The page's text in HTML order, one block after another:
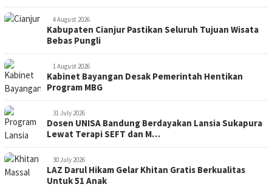
4 August 2026
Kabupaten Cianjur Pastikan Seluruh Tujuan Wisata
Bebas Pungli
1 August 2026
Kabinet Bayangan Desak Pemerintah Hentikan
Program MBG
31 July 2026
Dosen UNISA Bandung Berdayakan Lansia Sukapura
Lewat Terapi SEFT dan M…
30 July 2026
LAZ Darul Hikam Gelar Khitan Gratis Berkualitas
Untuk 51 Anak